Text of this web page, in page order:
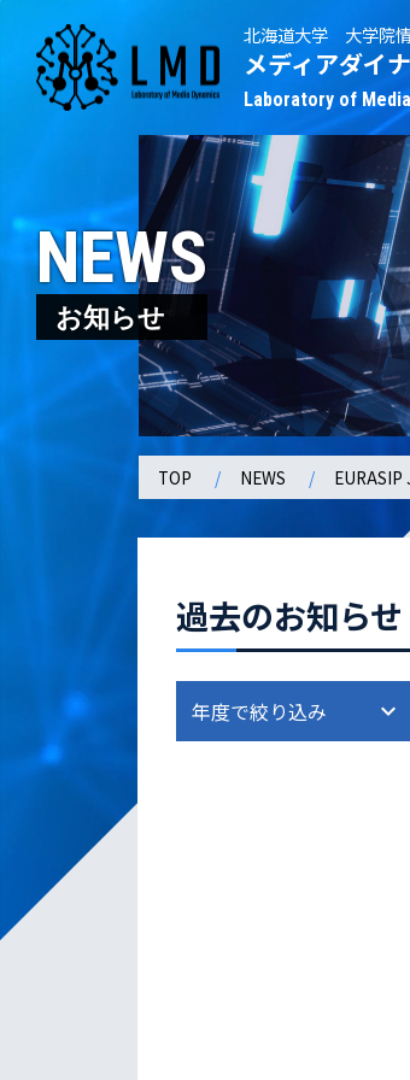
北海道大学 大学院
メディアダイ
Laboratory of
NEWS
お知らせ
TOP NEWS
過去のお知らせ